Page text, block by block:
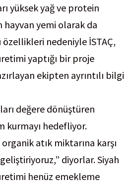
yüksek yağ ve protein
hayvan yemi olarak da
nedeniyle İSTAÇ,
yaptığı bir proje
ekipten ayrıntılı bilgi
değere dönüştüren
kurmayı hedefliyor.
atık miktarına karşı
diyorlar. Siyah
henüz emekleme